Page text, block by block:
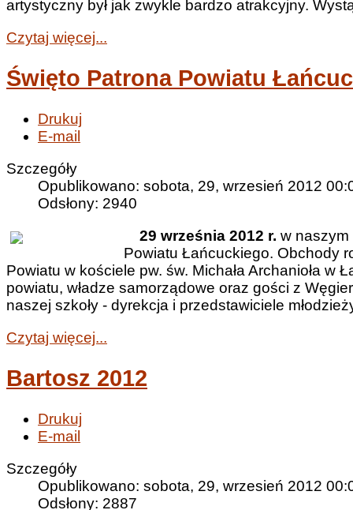
artystyczny był jak zwykle bardzo atrakcyjny.
Czytaj więcej...
Święto Patrona Powiatu
Drukuj
E-mail
Szczegóły
Opublikowano: sobota, 29, wrzesień 2012
Odsłony: 2940
29 września 2012 r. w naszym
Powiatu Łańcuckiego. Obchody
Powiatu w kościele pw. św. Michała Archanioła w
powiatu, władze samorządowe oraz gości z
naszej szkoły - dyrekcja i przedstawiciele
Czytaj więcej...
Bartosz 2012
Drukuj
E-mail
Szczegóły
Opublikowano: sobota, 29, wrzesień 2012
Odsłony: 2887